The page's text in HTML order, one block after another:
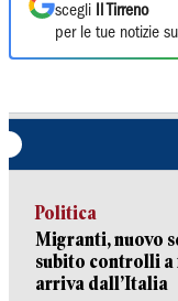
scegli
Il Tirreno
per le tue notizie
Politica
Migranti, nuovo
subito controlli
arriva dall’Italia